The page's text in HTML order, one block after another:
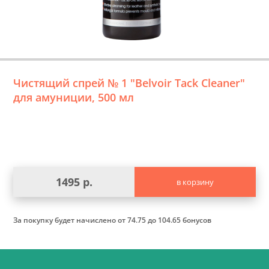
Чистящий спрей № 1 "Belvoir Tack Cleaner"
для амуниции, 500 мл
1495 р. в корзину
За покупку будет начисленоот 74.75 до 104.65 бонусов